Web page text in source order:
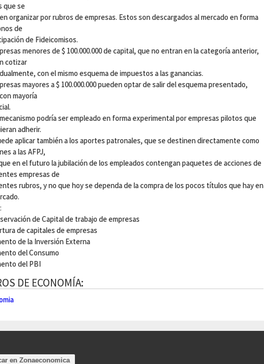
que se
organizar por rubros de empresas. Estos son descargados al mercado en forma
de
de Fideicomisos.
menores de $ 100.000.000 de capital, que no entran en la categoría anterior,
cotizar
con el mismo esquema de impuestos a las ganancias.
mayores a $ 100.000.000 pueden optar de salir del esquema presentado,
mayoría
podría ser empleado en forma experimental por empresas pilotos que
adherir.
aplicar también a los aportes patronales, que se destinen directamente como
a las AFPJ,
en el futuro la jubilación de los empleados contengan paquetes de acciones de
empresas de
rubros, y no que hoy se dependa de la compra de los pocos títulos que hay en
de Capital de trabajo de empresas
de capitales de empresas
de la Inversión Externa
del Consumo
del PBI
DE ECONOMÍA: